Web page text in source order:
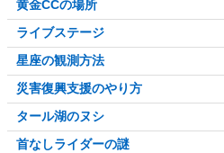
黄金CCの場所
ライブステージ
星座の観測方法
災害復興支援のやり方
タール湖のヌシ
首なしライダーの謎